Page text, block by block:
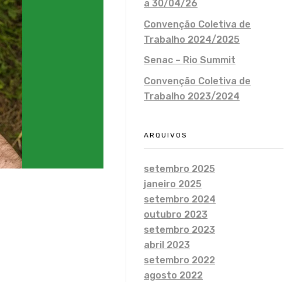
a 30/04/26
Convenção Coletiva de
Trabalho 2024/2025
Senac – Rio Summit
Convenção Coletiva de
Trabalho 2023/2024
ARQUIVOS
setembro 2025
janeiro 2025
setembro 2024
outubro 2023
setembro 2023
abril 2023
setembro 2022
agosto 2022